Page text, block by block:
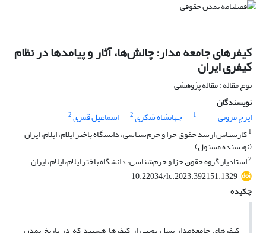
کیفرهای جامعه مدار: چالش‌ها، آثار و پیامدها در نظام
کیفری ایران
نوع مقاله : مقاله پژوهشی
نویسندگان
ایرج مروتی
1 جهانشاه شکری2 اسماعیل قمری2
1کارشناس ارشد حقوق جزا و جرم‌‌شناسی، دانشگاه باختر ایلام، ایلام، ایران
(نویسنده مسئول)
2استادیار گروه حقوق جزا و جرم‌‌شناسی، دانشگاه باختر ایلام، ایلام، ایران
10.22034/lc.2023.392151.1329
چکیده